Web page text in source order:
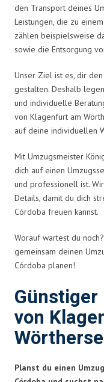
den Transport deines
Leistungen, die zu
zählen beispielsweise
sowie die Entsorgung
Unser Ziel ist es, dir
gestalten. Deshalb
und individuelle
von Klagenfurt am
auf deine individuellen
Mit Umzugsmeister
dich auf einen
und professionell ist.
Details, damit du dich
Córdoba freuen kannst.
Worauf wartest du
gemeinsam deinen
Córdoba planen!
von
Planst du einen